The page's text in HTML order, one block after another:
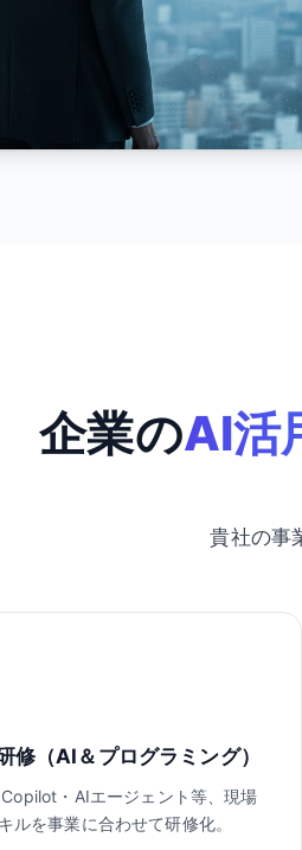
企業のAI活
貴社の事
修（AI＆プログラミング）
・AIエージェント等、現場
ルを事業に合わせて研修化。